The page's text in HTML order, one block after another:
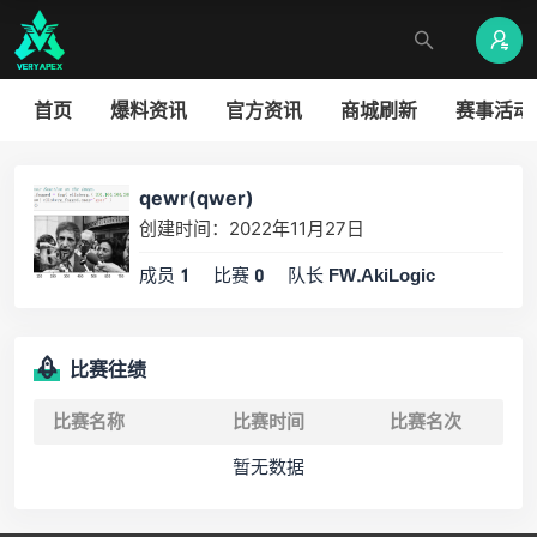
首页 爆料资讯 官方资讯 商城刷新 赛事活动
qewr(qwer)
创建时间：2022年11月27日
成员 1 比赛 0 队长 FW.AkiLogic
比赛往绩
比赛名称 比赛时间
比赛名次
暂无数据